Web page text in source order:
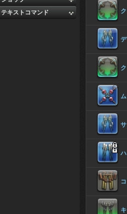
テキストコマンド